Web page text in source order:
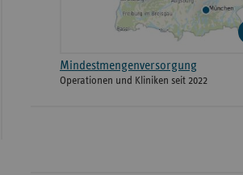
Mindestmengenversorgung
Operationen und Kliniken seit 2022